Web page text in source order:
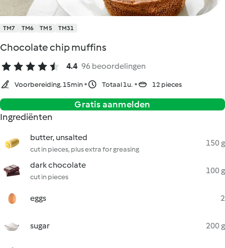
TM7 TM6 TM5 TM31
Chocolate chip muffins
4.4 96 beoordelingen
Voorbereiding. 15min Totaal 1u. 12 pieces
Gratis aanmelden
Ingrediënten
butter, unsalted
cut in pieces, plus extra for greasing
150 g
dark chocolate
cut in pieces
100 g
eggs 2
sugar 200 g